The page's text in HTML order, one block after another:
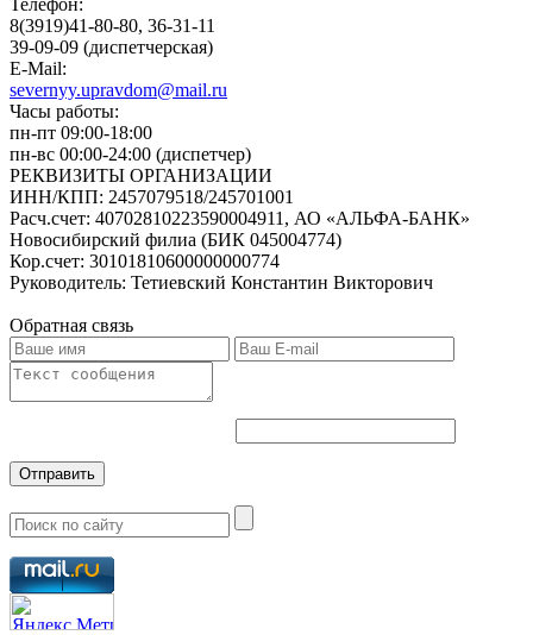
Телефон:
8(3919)41-80-80, 36-31-11
39-09-09 (диспетчерская)
E-Mail:
severnyy.upravdom@mail.ru
Часы работы:
пн-пт 09:00-18:00
пн-вс 00:00-24:00 (диспетчер)
РЕКВИЗИТЫ ОРГАНИЗАЦИИ
ИНН/КПП: 2457079518/245701001
Расч.счет: 40702810223590004911, АО «АЛЬФА-БАНК»
Новосибирский филиа (БИК 045004774)
Кор.счет: 30101810600000000774
Руководитель: Тетиевский Константин Викторович
Обратная связь
Отправить